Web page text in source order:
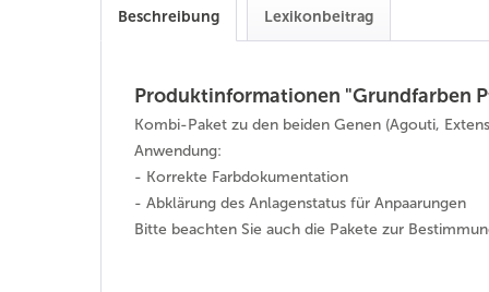
Beschreibung Lexikonbeitrag
Produktinformationen "Grundfarben
Kombi-Paket zu den beiden Genen (Agouti,
Anwendung:
- Korrekte Farbdokumentation
- Abklärung des Anlagenstatus für Anpaarungen
Bitte beachten Sie auch die Pakete zur